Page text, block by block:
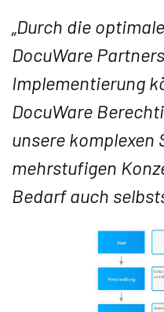
„Durch die
DocuWare
Implementierung
DocuWare
unsere komplexen
mehrstufigen
Bedarf auch